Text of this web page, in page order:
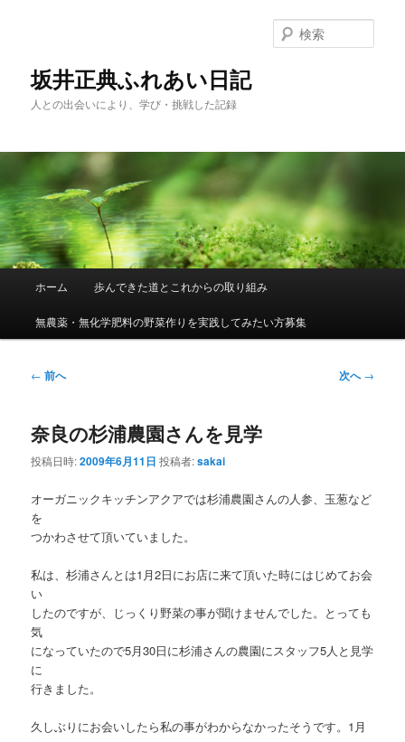
へ
動
坂井正典ふれあい日記
人との出会いにより、学び・挑戦した記録
索
メ
ホーム 歩んできた道とこれからの取り組み
無農薬・無化学肥料の野菜作りを実践してみたい方募集
投
ビ
ゲ
ー
ョ
ン
← 前へ 次へ→
奈良の杉浦農園さんを見学
投稿日時:2009年6月11日 投稿者:sakai
オーガニックキッチンアクアでは杉浦農園さんの人参、玉葱など
を
つかわさせて頂いていました。
私は、杉浦さんとは1月2日にお店に来て頂いた時にはじめてお会
い
したのですが、じっくり野菜の事が聞けませんでした。とっても
気
になっていたので5月30日に杉浦さんの農園にスタッフ5人と見学
に
行きました。
久しぶりにお会いしたら私の事がわからなかったそうです。1月